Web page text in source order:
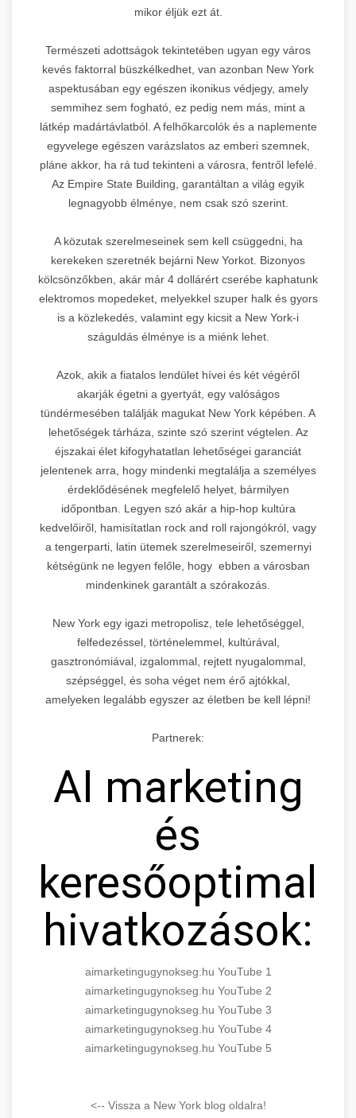
mikor éljük ezt át.
Természeti adottságok tekintetében ugyan egy város
kevés faktorral büszkélkedhet, van azonban New York
aspektusában egy egészen ikonikus védjegy, amely
semmihez sem fogható, ez pedig nem más, mint a
látkép madártávlatból. A felhőkarcolók és a naplemente
egyvelege egészen varázslatos az emberi szemnek,
pláne akkor, ha rá tud tekinteni a városra, fentről lefelé.
Az Empire State Building, garantáltan a világ egyik
legnagyobb élménye, nem csak szó szerint.
A közutak szerelmeseinek sem kell csüggedni, ha
kerekeken szeretnék bejárni New Yorkot. Bizonyos
kölcsönzőkben, akár már 4 dollárért cserébe kaphatunk
elektromos mopedeket, melyekkel szuper halk és gyors
is a közlekedés, valamint egy kicsit a New York-i
száguldás élménye is a miénk lehet.
Azok, akik a fiatalos lendület hívei és két végéről
akarják égetni a gyertyát, egy valóságos
tündérmesében találják magukat New York képében. A
lehetőségek tárháza, szinte szó szerint végtelen. Az
éjszakai élet kifogyhatatlan lehetőségei garanciát
jelentenek arra, hogy mindenki megtalálja a személyes
érdeklődésének megfelelő helyet, bármilyen
időpontban. Legyen szó akár a hip-hop kultúra
kedvelőiről, hamisítatlan rock and roll rajongókról, vagy
a tengerparti, latin ütemek szerelmeseiről, szemernyi
kétségünk ne legyen felőle, hogy ebben a városban
mindenkinek garantált a szórakozás.
New York egy igazi metropolisz, tele lehetőséggel,
felfedezéssel, történelemmel, kultúrával,
gasztronómiával, izgalommal, rejtett nyugalommal,
szépséggel, és soha véget nem érő ajtókkal,
amelyeken legalább egyszer az életben be kell lépni!
Partnerek:
AI marketing
és
hivatkozások:
aimarketingugynokseg.hu YouTube 1
aimarketingugynokseg.hu YouTube 2
aimarketingugynokseg.hu YouTube 3
aimarketingugynokseg.hu YouTube 4
aimarketingugynokseg.hu YouTube 5
<-- Vissza a New York blog oldalra!